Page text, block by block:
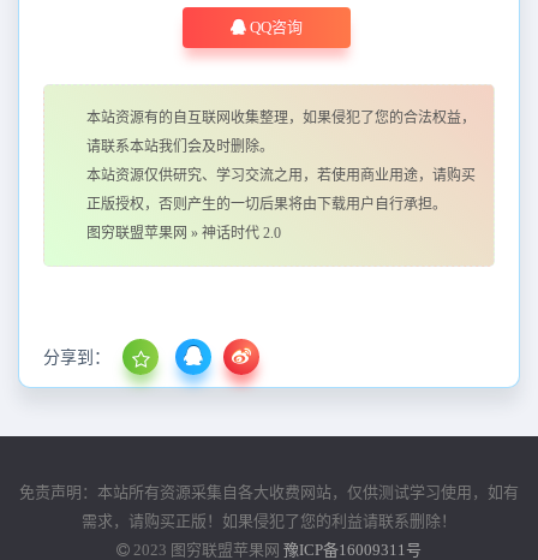
QQ咨询
本站资源有的自互联网收集整理，如果侵犯了您的合法权益，
请联系本站我们会及时删除。
本站资源仅供研究、学习交流之用，若使用商业用途，请购买
正版授权，否则产生的一切后果将由下载用户自行承担。
图穷联盟苹果网 » 神话时代 2.0
分享到：
免责声明：本站所有资源采集自各大收费网站，仅供测试学习使用，如有
需求，请购买正版！如果侵犯了您的利益请联系删除！
2023 图穷联盟苹果网 豫ICP备16009311号